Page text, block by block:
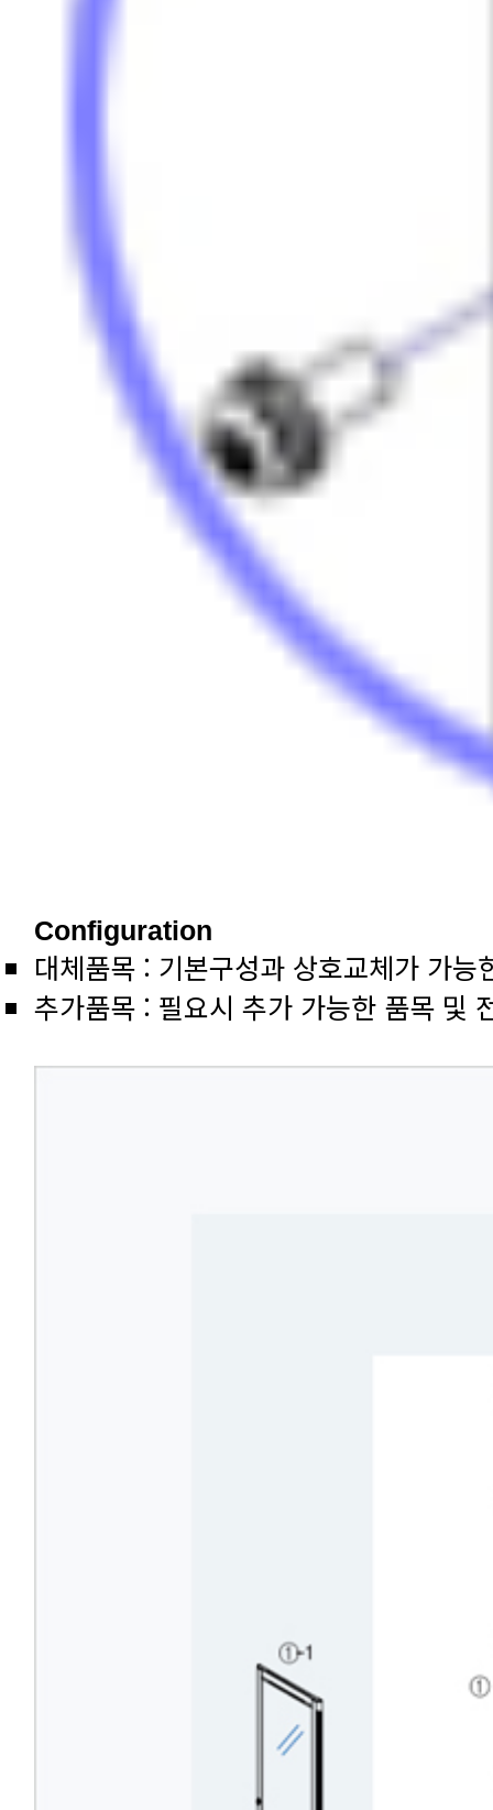
Configuration
대체품목 : 기본구성과 상호교체가 가능
추가품목 : 필요시 추가 가능한 품목 및